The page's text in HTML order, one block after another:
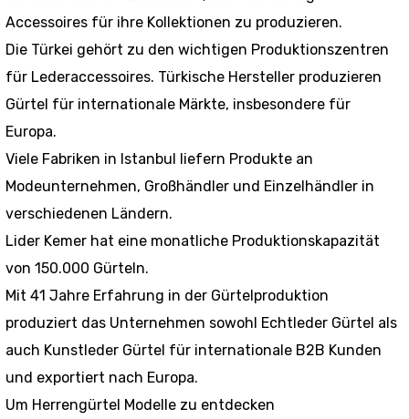
Accessoires für ihre Kollektionen zu produzieren.
Die Türkei gehört zu den wichtigen Produktionszentren
für Lederaccessoires. Türkische Hersteller produzieren
Gürtel für internationale Märkte, insbesondere für
Europa.
Viele Fabriken in Istanbul liefern Produkte an
Modeunternehmen, Großhändler und Einzelhändler in
verschiedenen Ländern.
Lider Kemer hat eine monatliche Produktionskapazität
von 150.000 Gürteln.
Mit 41 Jahre Erfahrung in der Gürtelproduktion
produziert das Unternehmen sowohl Echtleder Gürtel als
auch Kunstleder Gürtel für internationale B2B Kunden
und exportiert nach Europa.
Um Herrengürtel Modelle zu entdecken